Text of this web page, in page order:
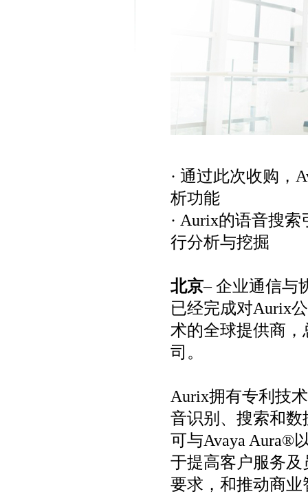
· 通过此次收购，
析功能
· Aurix的语音搜
行分析与挖掘
北京– 企业通信与
已经完成对Aurix
术的全球提供商
司。
Aurix拥有专利技
音识别、搜索和
可与Avaya Aura®
于提高客户服务
要求，和推动商